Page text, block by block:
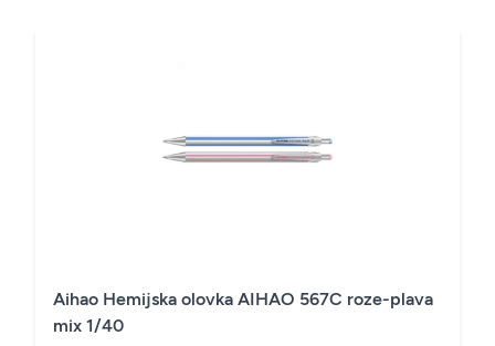
Aihao Hemijska olovka AIHAO 567C roze-plava
mix 1/40